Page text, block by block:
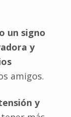
un signo
y
amigos.
y